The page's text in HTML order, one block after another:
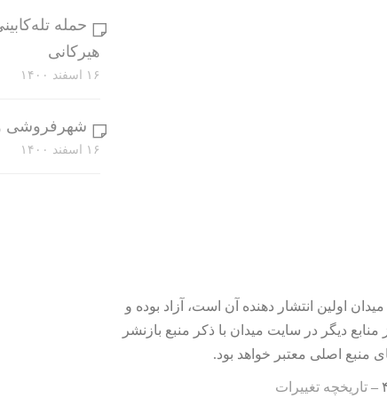
حمله
هیرکانی
۱۶ اسفند ۱۴۰۰
شهرفروشی و
۱۶ اسفند ۱۴۰۰
اولین انتشار دهنده آن است، آزاد بوده و
دیگر در سایت میدان با ذکر منبع بازنشر
منبع اصلی معتبر خواهد بود.
تاریخچه تغییرات